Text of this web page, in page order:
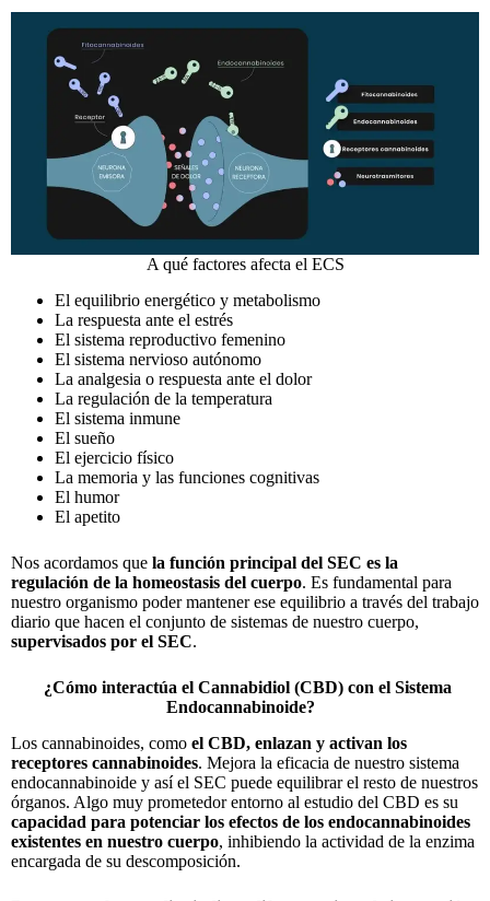
A qué factores afecta el ECS
El equilibrio energético y metabolismo
La respuesta ante el estrés
El sistema reproductivo femenino
El sistema nervioso autónomo
La analgesia o respuesta ante el dolor
La regulación de la temperatura
El sistema inmune
El sueño
El ejercicio físico
La memoria y las funciones cognitivas
El humor
El apetito
Nos acordamos que la función principal del SEC es la
regulación de la homeostasis del cuerpo. Es fundamental para
nuestro organismo poder mantener ese equilibrio a través del trabajo
diario que hacen el conjunto de sistemas de nuestro cuerpo,
supervisados por el SEC.
¿Cómo interactúa el Cannabidiol (CBD) con el Sistema
Endocannabinoide?
Los cannabinoides, como el CBD, enlazan y activan los
receptores cannabinoides. Mejora la eficacia de nuestro sistema
endocannabinoide y así el SEC puede equilibrar el resto de nuestros
órganos. Algo muy prometedor entorno al estudio del CBD es su
capacidad para potenciar los efectos de los endocannabinoides
existentes en nuestro cuerpo, inhibiendo la actividad de la enzima
encargada de su descomposición.